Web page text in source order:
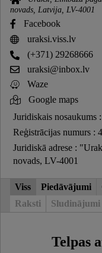
novads, Latvija, LV-4001
Facebook
uraksi.viss.lv
(+371) 29268666
uraksi@inbox.lv
Waze
Google maps
Juridiskais nosaukums
Reģistrācijas numurs :
Juridiskā adrese :
novads, LV-4001
Viss Piedāvājumi
Raksti
Sludinājumi
Telpas